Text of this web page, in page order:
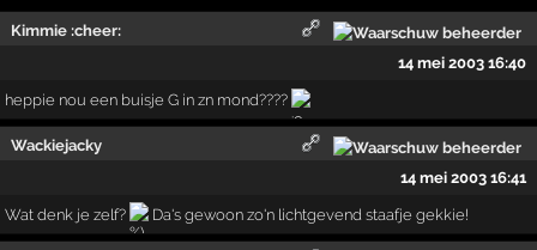
Kimmie :cheer:
14 mei 2003 16:40
heppie nou een buisje G in zn mond????
Wackiejacky
14 mei 2003 16:41
Wat denk je zelf? Da's gewoon zo'n lichtgevend staafje gekkie!